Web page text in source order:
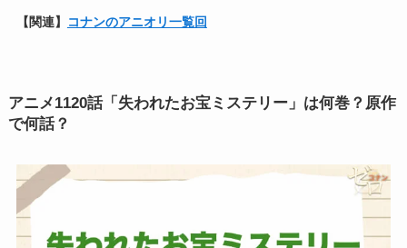
【関連】 コナンのアニオリ一覧回
アニメ1120話「失われたお宝ミステリー」は何巻？原作
で何話？